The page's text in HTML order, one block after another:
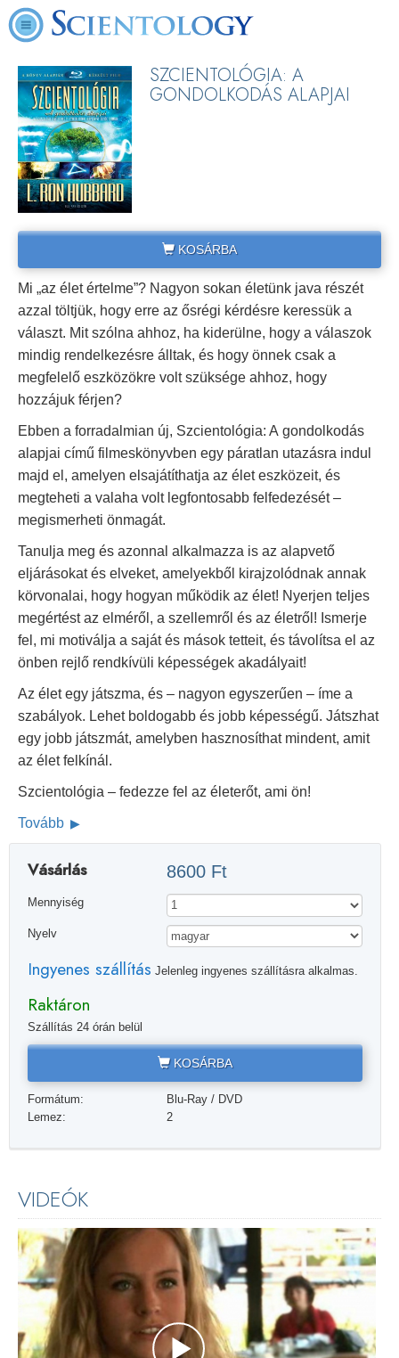
SZCIENTOLÓGIA: A
GONDOLKODÁS ALAPJAI
KOSÁRBA
Mi „az élet értelme”? Nagyon sokan életünk java részét
azzal töltjük, hogy erre az ősrégi kérdésre keressük a
választ. Mit szólna ahhoz, ha kiderülne, hogy a válaszok
mindig rendelkezésre álltak, és hogy önnek csak a
megfelelő eszközökre volt szüksége ahhoz, hogy
hozzájuk férjen?
Ebben a forradalmian új, Szcientológia: A gondolkodás
alapjai című filmeskönyvben egy páratlan utazásra indul
majd el, amelyen elsajátíthatja az élet eszközeit, és
megteheti a valaha volt legfontosabb felfedezését –
megismerheti önmagát.
Tanulja meg és azonnal alkalmazza is az alapvető
eljárásokat és elveket, amelyekből kirajzolódnak annak
körvonalai, hogy hogyan működik az élet! Nyerjen teljes
megértést az elméről, a szellemről és az életről! Ismerje
fel, mi motiválja a saját és mások tetteit, és távolítsa el az
önben rejlő rendkívüli képességek akadályait!
Az élet egy játszma, és – nagyon egyszerűen – íme a
szabályok. Lehet boldogabb és jobb képességű. Játszhat
egy jobb játszmát, amelyben hasznosíthat mindent, amit
az élet felkínál.
Szcientológia – fedezze fel az életerőt, ami ön!
Tovább
Vásárlás 8600 Ft
Mennyiség
Nyelv
Ingyenes szállítás Jelenleg ingyenes szállításra alkalmas.
Raktáron
Szállítás 24 órán belül
KOSÁRBA
Formátum:
Blu-Ray / DVD
Lemez:
2
VIDEÓK